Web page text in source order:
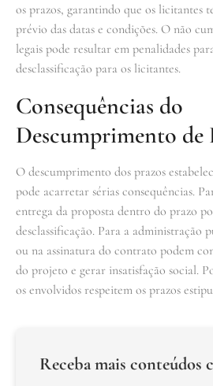
os prazos, garantindo que os licitantes
prévio das datas e condições. O não
legais pode resultar em penalidades
desclassificação para os licitantes.
Consequências do
Descumprimento de
O descumprimento dos prazos
pode acarretar sérias consequências.
entrega da proposta dentro do prazo
desclassificação. Para a administração
ou na assinatura do contrato podem
do projeto e gerar insatisfação social.
os envolvidos respeitem os prazos
Receba mais conteúdos